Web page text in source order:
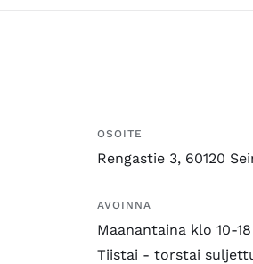
OSOITE
Rengastie 3, 60120
AVOINNA
Maanantaina klo 10-18
Tiistai - torstai